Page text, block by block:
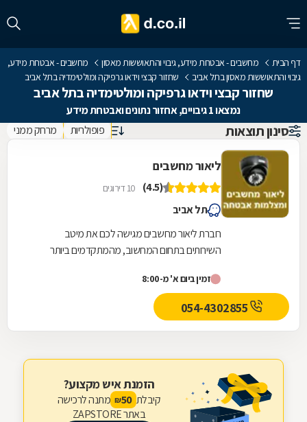
דף הבית מחשבים - אבטחת מידע, גיבוי והתאוששות מאסון
מחשבים - אבטחת מידע,
גיבוי והתאוששות מאסון בתל אביב
שחזור קבצי וידאו גרפיקה ומולטימדיה בתל אביב
שחזור קבצי וידאו גרפיקה ומולטימדיה בתל אביב
נמצאו 1 גיבויים, אחזור נתונים ואבטחת מידע
סינון תוצאות פופולריות מרחק ממני
ליאור מחשבים
(4.5) 10 דירוגים
תל אביב
חברת ליאור מחשבים מגישה לכם את מיטב
השירותים בתחום המחשוב, מהמתקדמים ביותר
אבטחת מידע,...
זמין ביום א' מ-8:00
הזמנת איש מקצוע?
קיבלת 50
₪ מתנה לרכישה
באתר ZAPSTORE